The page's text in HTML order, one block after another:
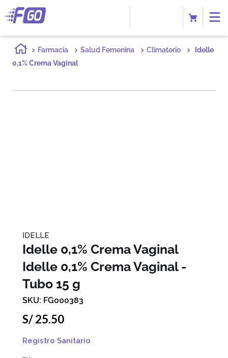
Farmacia Salud Femenina Climaterio
Idelle
0,1% Crema Vaginal
IDELLE
Idelle 0,1% Crema Vaginal
Idelle 0,1% Crema Vaginal -
Tubo 15 g
FG000383
S/25.50
Registro Sanitario